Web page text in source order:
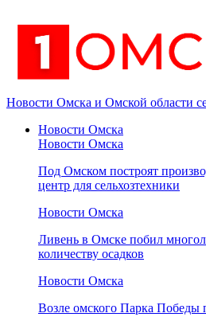
Новости Омска и Омской области
Новости Омска
Новости Омска
Под Омском построят
центр для сельхозтехники
Новости Омска
Ливень в Омске побил
количеству осадков
Новости Омска
Возле омского Парка Победы